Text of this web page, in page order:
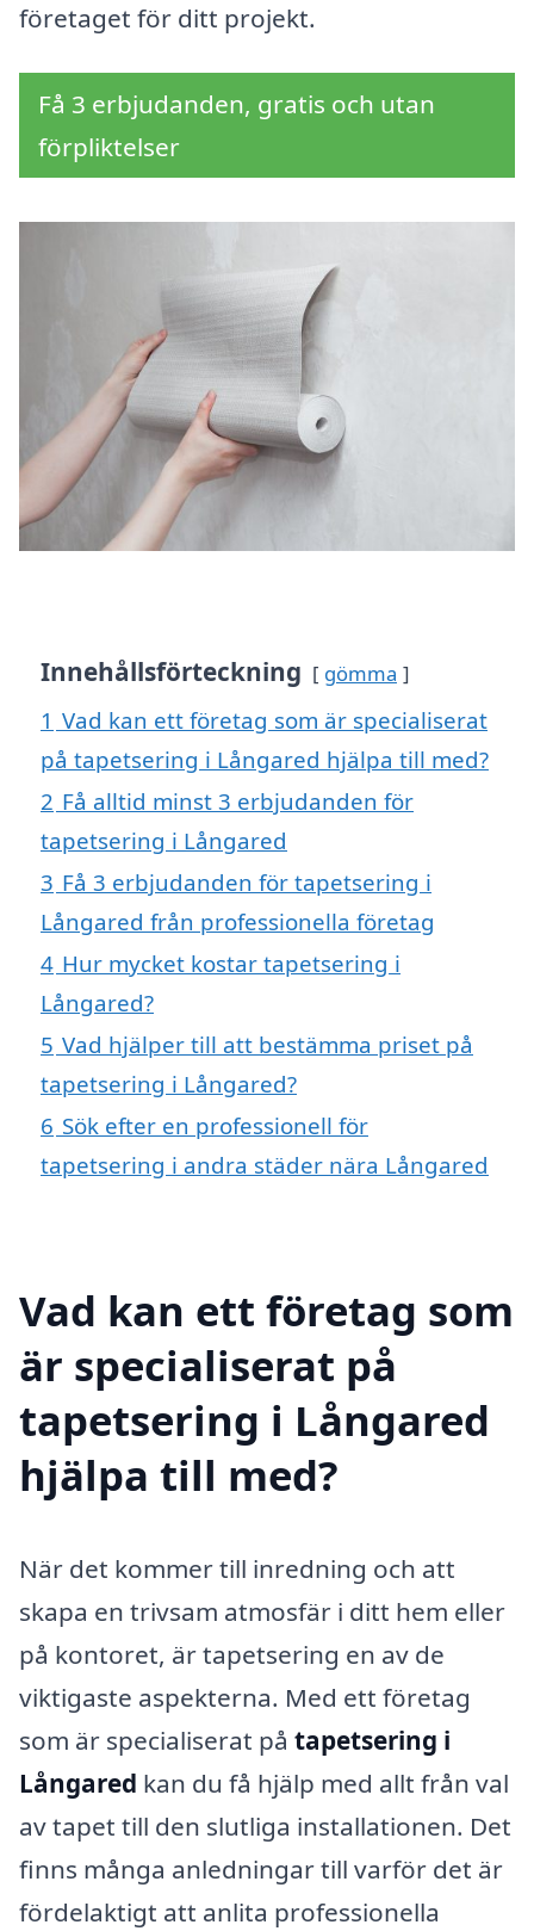
företaget för ditt projekt.
Få 3 erbjudanden, gratis och utan
förpliktelser
Innehållsförteckning gömma
1 Vad kan ett företag som är specialiserat
på tapetsering i Långared hjälpa till med?
2 Få alltid minst 3 erbjudanden för
tapetsering i Långared
3 Få 3 erbjudanden för tapetsering i
Långared från professionella företag
4 Hur mycket kostar tapetsering i
Långared?
5 Vad hjälper till att bestämma priset på
tapetsering i Långared?
6 Sök efter en professionell för
tapetsering i andra städer nära Långared
Vad kan ett företag som
är specialiserat på
tapetsering i Långared
hjälpa till med?
När det kommer till inredning och att
skapa en trivsam atmosfär i ditt hem eller
på kontoret, är tapetsering en av de
viktigaste aspekterna. Med ett företag
som är specialiserat på tapetsering i
Långared kan du få hjälp med allt från val
av tapet till den slutliga installationen. Det
finns många anledningar till varför det är
fördelaktigt att anlita professionella